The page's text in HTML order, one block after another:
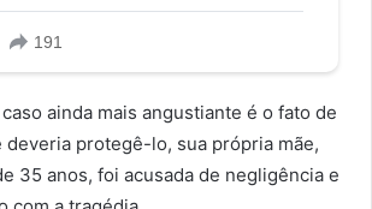
ainda mais angustiante é o fato de
deveria protegê-lo, sua própria mãe,
35 anos, foi acusada de negligência e